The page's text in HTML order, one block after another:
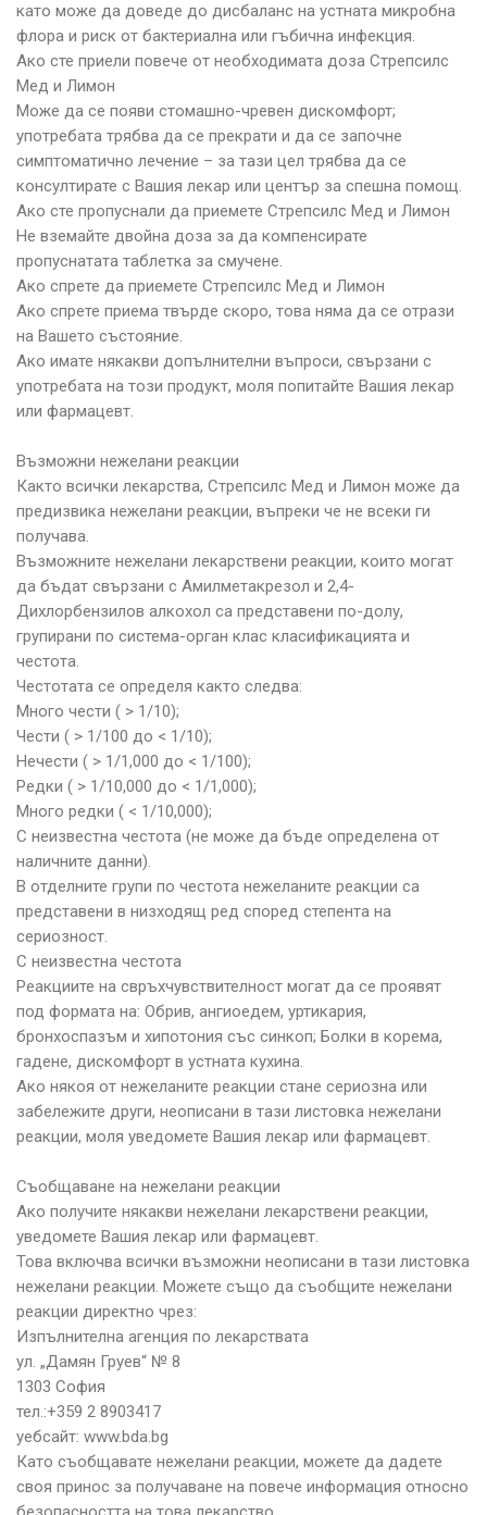
като може да доведе до дисбаланс на устната микробна
флора и риск от бактериална или гъбична инфекция.
Ако сте приели повече от необходимата доза Стрепсилс
Мед и Лимон
Може да се появи стомашно-чревен дискомфорт;
употребата трябва да се прекрати и да се започне
симптоматично лечение – за тази цел трябва да се
консултирате с Вашия лекар или център за спешна помощ.
Ако сте пропуснали да приемете Стрепсилс Мед и Лимон
Не вземайте двойна доза за да компенсирате
пропуснатата таблетка за смучене.
Ако спрете да приемете Стрепсилс Мед и Лимон
Ако спрете приема твърде скоро, това няма да се отрази
на Вашето състояние.
Ако имате някакви допълнителни въпроси, свързани с
употребата на този продукт, моля попитайте Вашия лекар
или фармацевт.
Възможни нежелани реакции
Както всички лекарства, Стрепсилс Мед и Лимон може да
предизвика нежелани реакции, въпреки че не всеки ги
получава.
Възможните нежелани лекарствени реакции, които могат
да бъдат свързани с Амилметакрезол и 2,4-
Дихлорбензилов алкохол са представени по-долу,
групирани по система-орган клас класификацията и
честота.
Честотата се определя както следва:
Много чести ( > 1/10);
Чести ( > 1/100 до < 1/10);
Нечести ( > 1/1,000 до < 1/100);
Редки ( > 1/10,000 до < 1/1,000);
Много редки ( < 1/10,000);
С неизвестна честота (не може да бъде определена от
наличните данни).
В отделните групи по честота нежеланите реакции са
представени в низходящ ред според степента на
сериозност.
С неизвестна честота
Реакциите на свръхчувствителност могат да се проявят
под формата на: Обрив, ангиоедем, уртикария,
бронхоспазъм и хипотония със синкоп; Болки в корема,
гадене, дискомфорт в устната кухина.
Ако някоя от нежеланите реакции стане сериозна или
забележите други, неописани в тази листовка нежелани
реакции, моля уведомете Вашия лекар или фармацевт.
Съобщаване на нежелани реакции
Ако получите някакви нежелани лекарствени реакции,
уведомете Вашия лекар или фармацевт.
Това включва всички възможни неописани в тази листовка
нежелани реакции. Можете също да съобщите нежелани
реакции директно чрез:
Изпълнителна агенция по лекарствата
ул. „Дамян Груев“ № 8
1303 София
тел.:+359 2 8903417
уебсайт: www.bda.bg
Като съобщавате нежелани реакции, можете да дадете
своя принос за получаване на повече информация относно